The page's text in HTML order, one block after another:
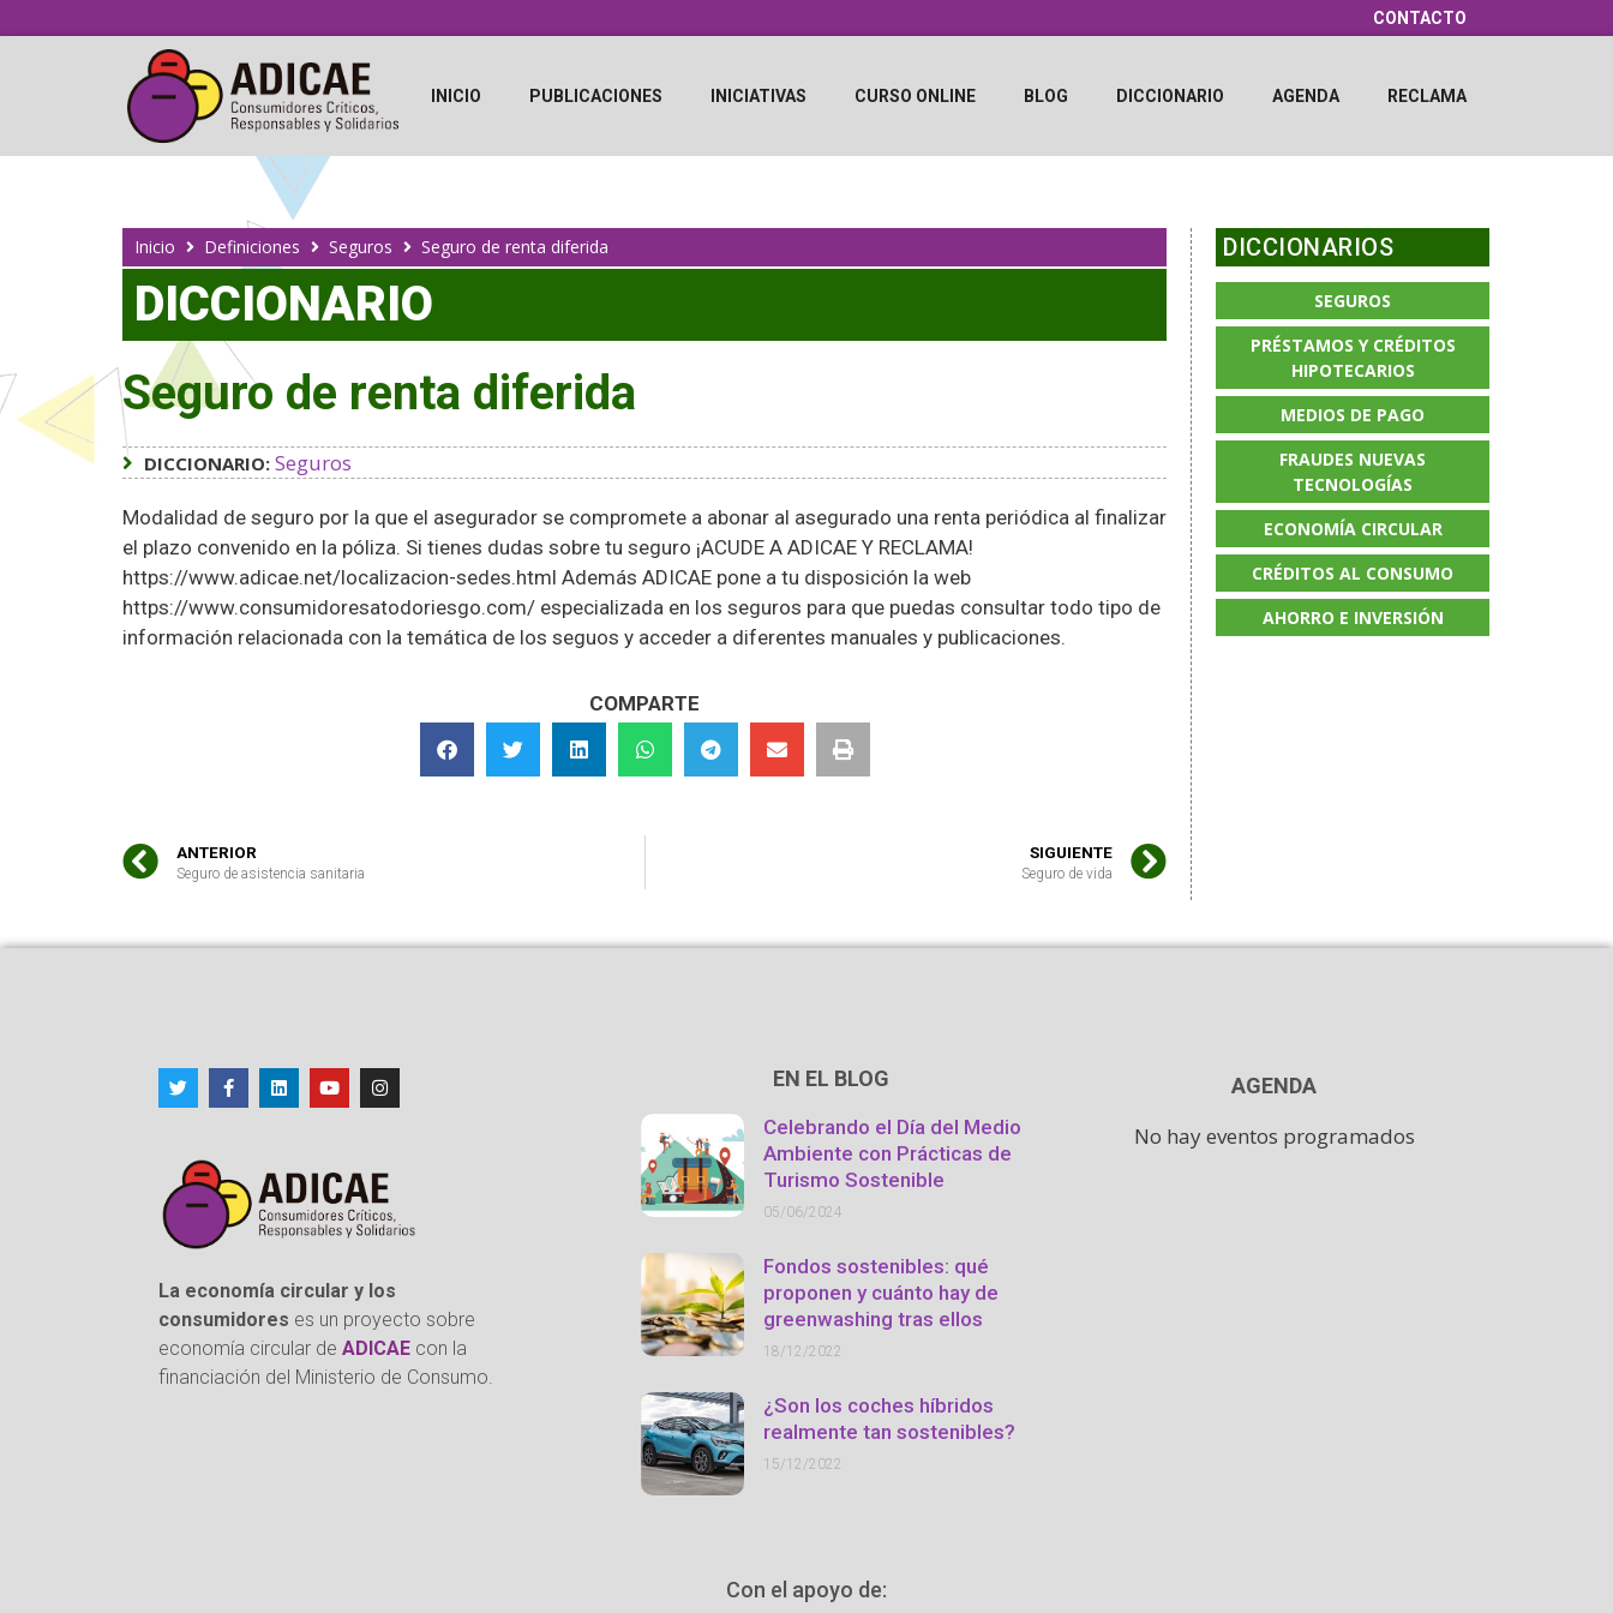
CONTACTO
INICIO PUBLICACIONES INICIATIVAS CURSO ONLINE BLOG DICCIONARIO AGENDA RECLAMA
Inicio Definiciones Seguros Seguro de renta diferida
DICCIONARIO
Seguro de renta diferida
DICCIONARIO: Seguros
Modalidad de seguro por la que el asegurador se compromete a abonar al asegurado una renta periódica al finalizar
el plazo convenido en la póliza. Si tienes dudas sobre tu seguro ¡ACUDE A ADICAE Y RECLAMA!
https://www.adicae.net/localizacion-sedes.html Además ADICAE pone a tu disposición la web
https://www.consumidoresatodoriesgo.com/ especializada en los seguros para que puedas consultar todo tipo de
información relacionada con la temática de los seguos y acceder a diferentes manuales y publicaciones.
COMPARTE
ANTERIOR
Seguro de asistencia sanitaria
SIGUIENTE
Seguro de vida
DICCIONARIOS
SEGUROS
PRÉSTAMOS Y CRÉDITOS
HIPOTECARIOS
MEDIOS DE PAGO
FRAUDES NUEVAS
TECNOLOGÍAS
ECONOMÍA CIRCULAR
CRÉDITOS AL CONSUMO
AHORRO E INVERSIÓN
La economía circular y los
consumidores es un proyecto sobre
economía circular de ADICAE con la
financiación del Ministerio de Consumo.
EN EL BLOG
Celebrando el Día del Medio
Ambiente con Prácticas de
Turismo Sostenible
05/06/2024
Fondos sostenibles: qué
proponen y cuánto hay de
greenwashing tras ellos
18/12/2022
¿Son los coches híbridos
realmente tan sostenibles?
15/12/2022
AGENDA
No hay eventos programados
Con el apoyo de: